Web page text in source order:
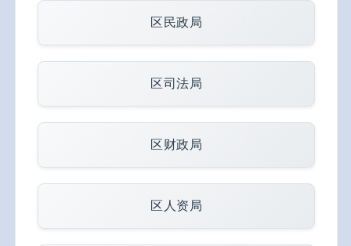
区民政局
区司法局
区财政局
区人资局